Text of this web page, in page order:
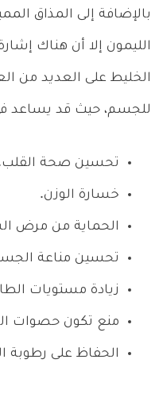
بالإضافة إلى المذاق
الليمون إلا أن هناك
الخليط على العديد من
للجسم، حيث قد يساعد
تحسين صحة
خسارة الوزن.
الحماية من مرض
تحسين مناعة
زيادة مستويات
منع تكون حصوات
الحفاظ على رطوبة